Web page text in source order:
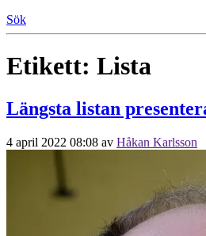
Sök
Etikett: Lista
Längsta listan
4 april 2022 08:08 av Håkan Karlsson